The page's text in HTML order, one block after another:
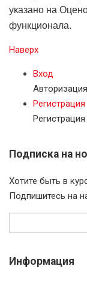
указано на
функционала.
Наверх
Вход
Регистрация
Регистрация
Подписка на
Хотите быть в
Подпишитесь на
эл.
Информация